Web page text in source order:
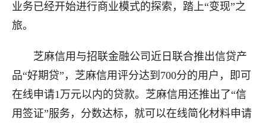
业务已经开始进行商业模式的探索，踏上“变现”之
旅。
芝麻信用与招联金融公司近日联合推出信贷产
品“好期贷”，芝麻信用评分达到700分的用户，即可
在线申请1万元以内的贷款。芝麻信用还推出了“信
用签证”服务，分数达标，就可以在线简化材料申请